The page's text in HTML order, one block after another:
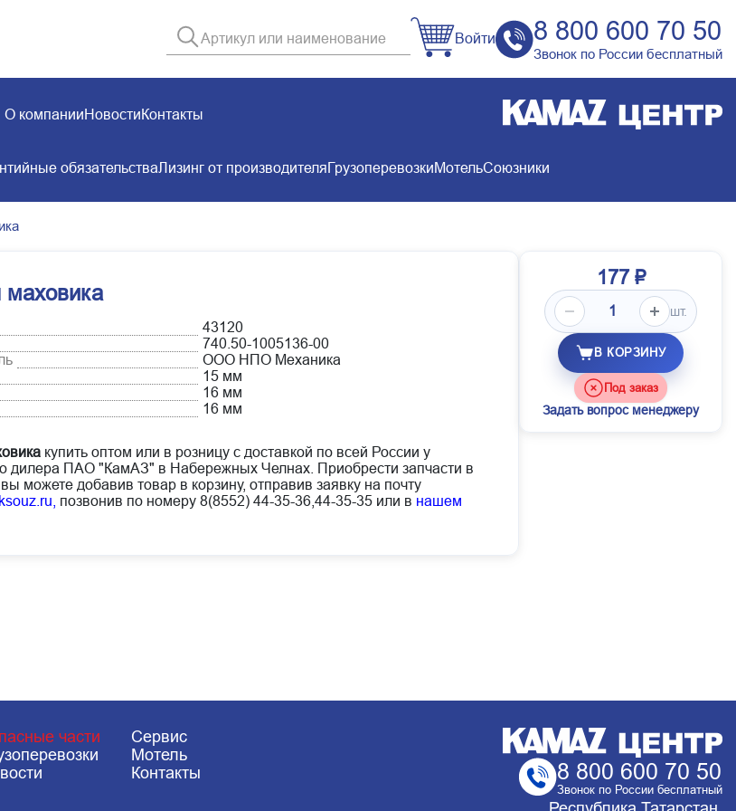
Войти 8 800 600 70 50
Звонок по России бесплатный
О компанииНовостиКонтакты
обязательстваЛизинг от производителяГрузоперевозкиМотельСоюзники
43120
740.50-1005136-00
ООО НПО Механика
15 мм
16 мм
16 мм
купить оптом или в розницу с доставкой по всей России у
дилера ПАО "КамАЗ" в Набережных Челнах. Приобрести запчасти в
можете добавив товар в корзину, отправив заявку на почту
позвонив по номеру 8(8552) 44-35-36,44-35-35 или в нашем
177 ₽
шт.
В КОРЗИНУ
Под заказ
Задать вопрос менеджеру
части
Сервис
Мотель
Контакты 8 800 600 70 50
Звонок по России бесплатный